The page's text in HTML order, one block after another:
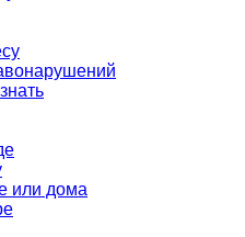
или дома